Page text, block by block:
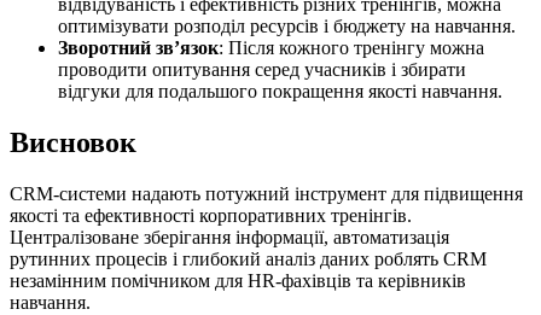
відвідуваність і ефективність різних тренінгів, можна
оптимізувати розподіл ресурсів і бюджету на навчання.
Зворотний зв’язок: Після кожного тренінгу можна
проводити опитування серед учасників і збирати
відгуки для подальшого покращення якості навчання.
Висновок
CRM-системи надають потужний інструмент для підвищення
якості та ефективності корпоративних тренінгів.
Централізоване зберігання інформації, автоматизація
рутинних процесів і глибокий аналіз даних роблять CRM
незамінним помічником для HR-фахівців та керівників
навчання.